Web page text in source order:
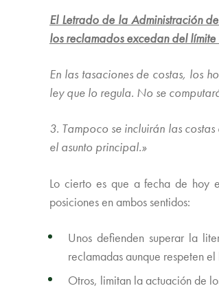
El Letrado de la Administración
los reclamados excedan del
En las tasaciones de costas, los
ley que lo regula. No se
3. Tampoco se incluirán las
el asunto principal.»
Lo cierto es que a fecha de hoy
posiciones en ambos sentidos:
Unos defienden superar la
reclamadas aunque respeten
Otros, limitan la actuación de